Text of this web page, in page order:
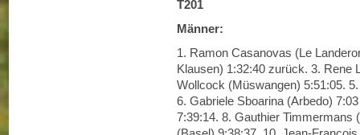
T201
Männer:
1. Ramon Casanovas (Le
Klausen) 1:32:40 zurück. 3. Rene
Wollcock (Müswangen) 5:51:05.
6. Gabriele Sboarina (Arbedo)
7:39:14. 8. Gauthier Timmermans